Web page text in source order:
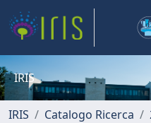
IRIS
IRIS Catalogo Ricerca